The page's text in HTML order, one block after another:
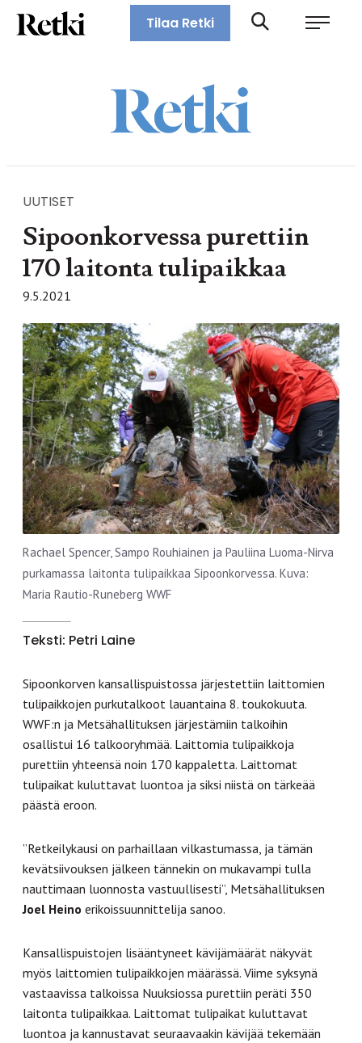
Siirry
suoraan
Retki-lehti
Tilaa Retki
UUTISET
Sipoonkorvessa purettiin
170 laitonta tulipaikkaa
9.5.2021
Rachael Spencer, Sampo Rouhiainen ja Pauliina Luoma-Nirva
purkamassa laitonta tulipaikkaa Sipoonkorvessa. Kuva:
Maria Rautio-Runeberg WWF
Teksti: Petri Laine
Sipoonkorven kansallispuistossa järjestettiin laittomien
tulipaikkojen purkutalkoot lauantaina 8. toukokuuta.
WWF:n ja Metsähallituksen järjestämiin talkoihin
osallistui 16 talkooryhmää. Laittomia tulipaikkoja
purettiin yhteensä noin 170 kappaletta. Laittomat
tulipaikat kuluttavat luontoa ja siksi niistä on tärkeää
päästä eroon.
”Retkeilykausi on parhaillaan vilkastumassa, ja tämän
kevätsiivouksen jälkeen tännekin on mukavampi tulla
nauttimaan luonnosta vastuullisesti”, Metsähallituksen
Joel Heino erikoissuunnittelija sanoo.
Kansallispuistojen lisääntyneet kävijämäärät näkyvät
myös laittomien tulipaikkojen määrässä. Viime syksynä
vastaavissa talkoissa Nuuksiossa purettiin peräti 350
laitonta tulipaikkaa. Laittomat tulipaikat kuluttavat
luontoa ja kannustavat seuraavaakin kävijää tekemään